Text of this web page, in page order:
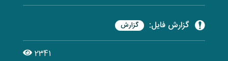
گزارش فایل: گزارش
2341